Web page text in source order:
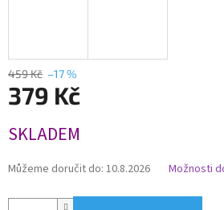
459 Kč –17 %
379 Kč
cena:
SKLADEM
Můžeme doručit do: 10.8.2026 Možnosti